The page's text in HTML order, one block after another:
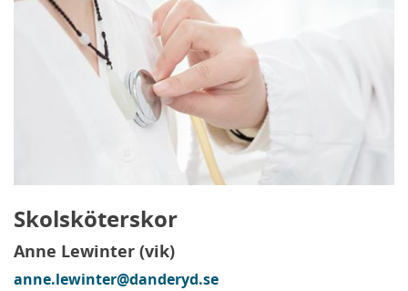
Skolsköterskor
Anne Lewinter (vik)
anne.lewinter@danderyd.se